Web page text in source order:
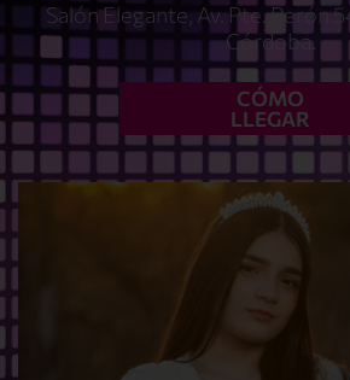
Salón Elegante, Av. Pte. Perón
Córdoba.
CÓMO
LLEGAR